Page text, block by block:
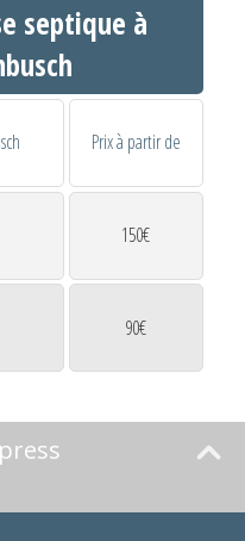
septique à
Prix à partir de
150€
90€